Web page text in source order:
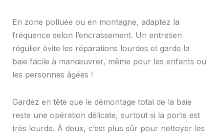
En zone polluée ou en montagne, adaptez la
fréquence selon l’encrassement. Un entretien
régulier évite les réparations lourdes et garde la
baie facile à manœuvrer, même pour les enfants ou
les personnes âgées !
Gardez en tête que le démontage total de la baie
reste une opération délicate, surtout si la porte est
très lourde. À deux, c’est plus sûr pour nettoyer les